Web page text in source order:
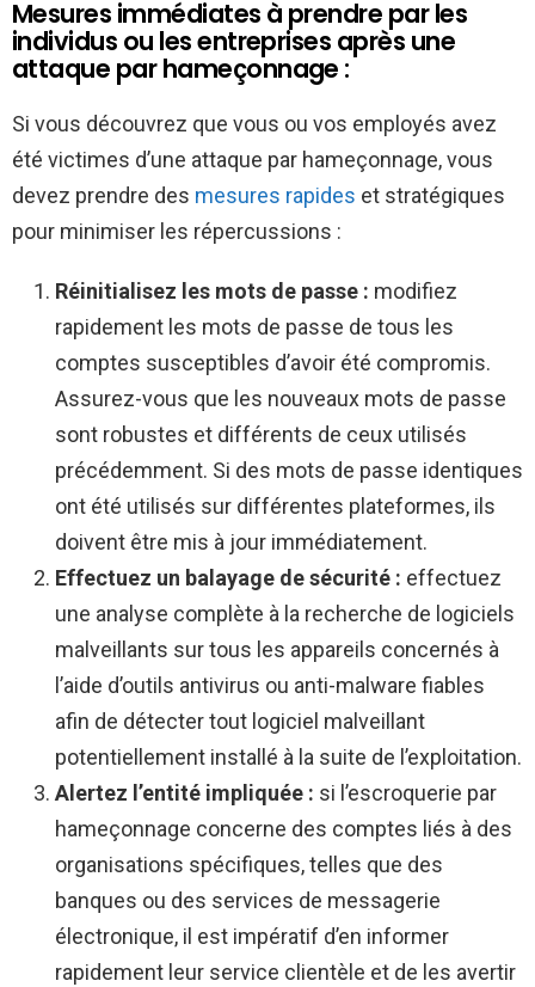
Mesures immédiates à prendre par les
individus ou les entreprises après une
attaque par hameçonnage :
Si vous découvrez que vous ou vos employés avez
été victimes d’une attaque par hameçonnage, vous
devez prendre des mesures rapides et stratégiques
pour minimiser les répercussions :
Réinitialisez les mots de passe : modifiez
rapidement les mots de passe de tous les
comptes susceptibles d’avoir été compromis.
Assurez-vous que les nouveaux mots de passe
sont robustes et différents de ceux utilisés
précédemment. Si des mots de passe identiques
ont été utilisés sur différentes plateformes, ils
doivent être mis à jour immédiatement.
Effectuez un balayage de sécurité : effectuez
une analyse complète à la recherche de logiciels
malveillants sur tous les appareils concernés à
l’aide d’outils antivirus ou anti-malware fiables
afin de détecter tout logiciel malveillant
potentiellement installé à la suite de l’exploitation.
Alertez l’entité impliquée : si l’escroquerie par
hameçonnage concerne des comptes liés à des
organisations spécifiques, telles que des
banques ou des services de messagerie
électronique, il est impératif d’en informer
rapidement leur service clientèle et de les avertir